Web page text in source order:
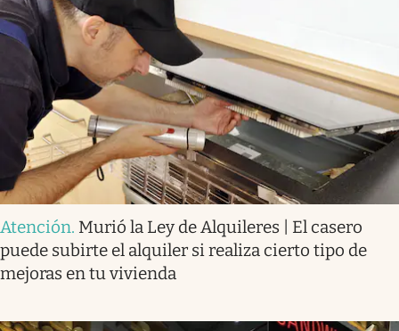
Atención. Murió la Ley de Alquileres | El casero
puede subirte el alquiler si realiza cierto tipo de
mejoras en tu vivienda